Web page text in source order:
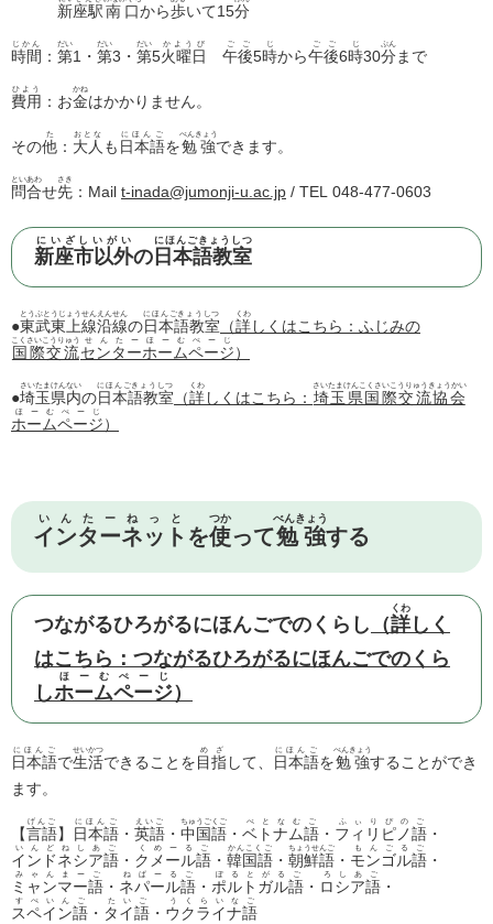
新座駅南口から歩いて15分
時間
じかん
： 第
だい
1・ 第
だい
3・ 第
だい
5火曜日
かようび
午後
ごご
5時
じ
から午後
ごご
6時
じ
30分
ぷん
まで
費用
ひよう
：お金
かね
はかかりません。
その他
た
： 大人
おとな
も 日本語
にほんご
を勉強
べんきょう
できます。
問合
といあわ
せ先
さき
：Mail t-inada@jumonji-u.ac.jp / TEL 048-477-0603
新座市以外
にいざしいがい
の 日本語教室
にほんごきょうしつ
●東武東上線沿線
とうぶとうじょうせんえんせん
の日本語教室
にほんごきょうしつ
（詳
くわ
しくはこちら：ふじみの
国際交流
こくさいこうりゅう
センターホームページ
せんたーほーむぺーじ
）
●埼玉県内
さいたまけんない
の日本語教室
にほんごきょうしつ
（詳
くわ
しくはこちら： 埼玉県国際交流協会
さいたまけんこくさいこうりゅうきょうかい
ホームページ
ほーむぺーじ
）
インターネット
いんたーねっと
を使
つか
って勉強
べんきょう
する
つながるひろがるにほんごでのくらし （詳
くわ
しく
はこちら：つながるひろがるにほんごでのくら
しホームページ
ほーむぺーじ
）
日本語
にほんご
で生活
せいかつ
できることを目指
めざ
して、 日本語
にほんご
を勉強
べんきょう
することができ
ます。
【言語
げんご
】 日本語
にほんご
・ 英語
えいご
・ 中国語
ちゅうごくご
・ ベトナム語
べとなむご
・ フィリピノ語
ふぃりぴのご
・
インドネシア語
いんどねしあご
・ クメール語
くめーるご
・ 韓国語
かんこくご
・ 朝鮮語
ちょうせんご
・ モンゴル語
もんごるご
・
ミャンマー語
みゃんまーご
・ ネパール語
ねぱーるご
・ ポルトガル語
ぽるとがるご
・ ロシア語
ろしあご
・
スペイン語
すぺいんご
・ タイ語
たいご
・ ウクライナ語
うくらいなご